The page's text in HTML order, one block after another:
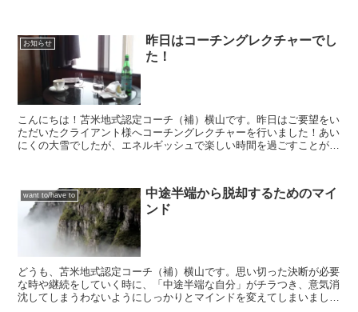
お知らせ
昨日はコーチングレクチャーでし
た！
こんにちは！苫米地式認定コーチ（補）横山です。昨日はご要望をい
ただいたクライアント様へコーチングレクチャーを行いました！あい
にくの大雪でしたが、エネルギッシュで楽しい時間を過ごすことが出
want to/have to
中途半端から脱却するためのマイ
ンド
どうも、苫米地式認定コーチ（補）横山です。思い切った決断が必要
な時や継続をしていく時に、「中途半端な自分」がチラつき、意気消
沈してしまうわないようにしっかりとマインドを変えてしまいましょ